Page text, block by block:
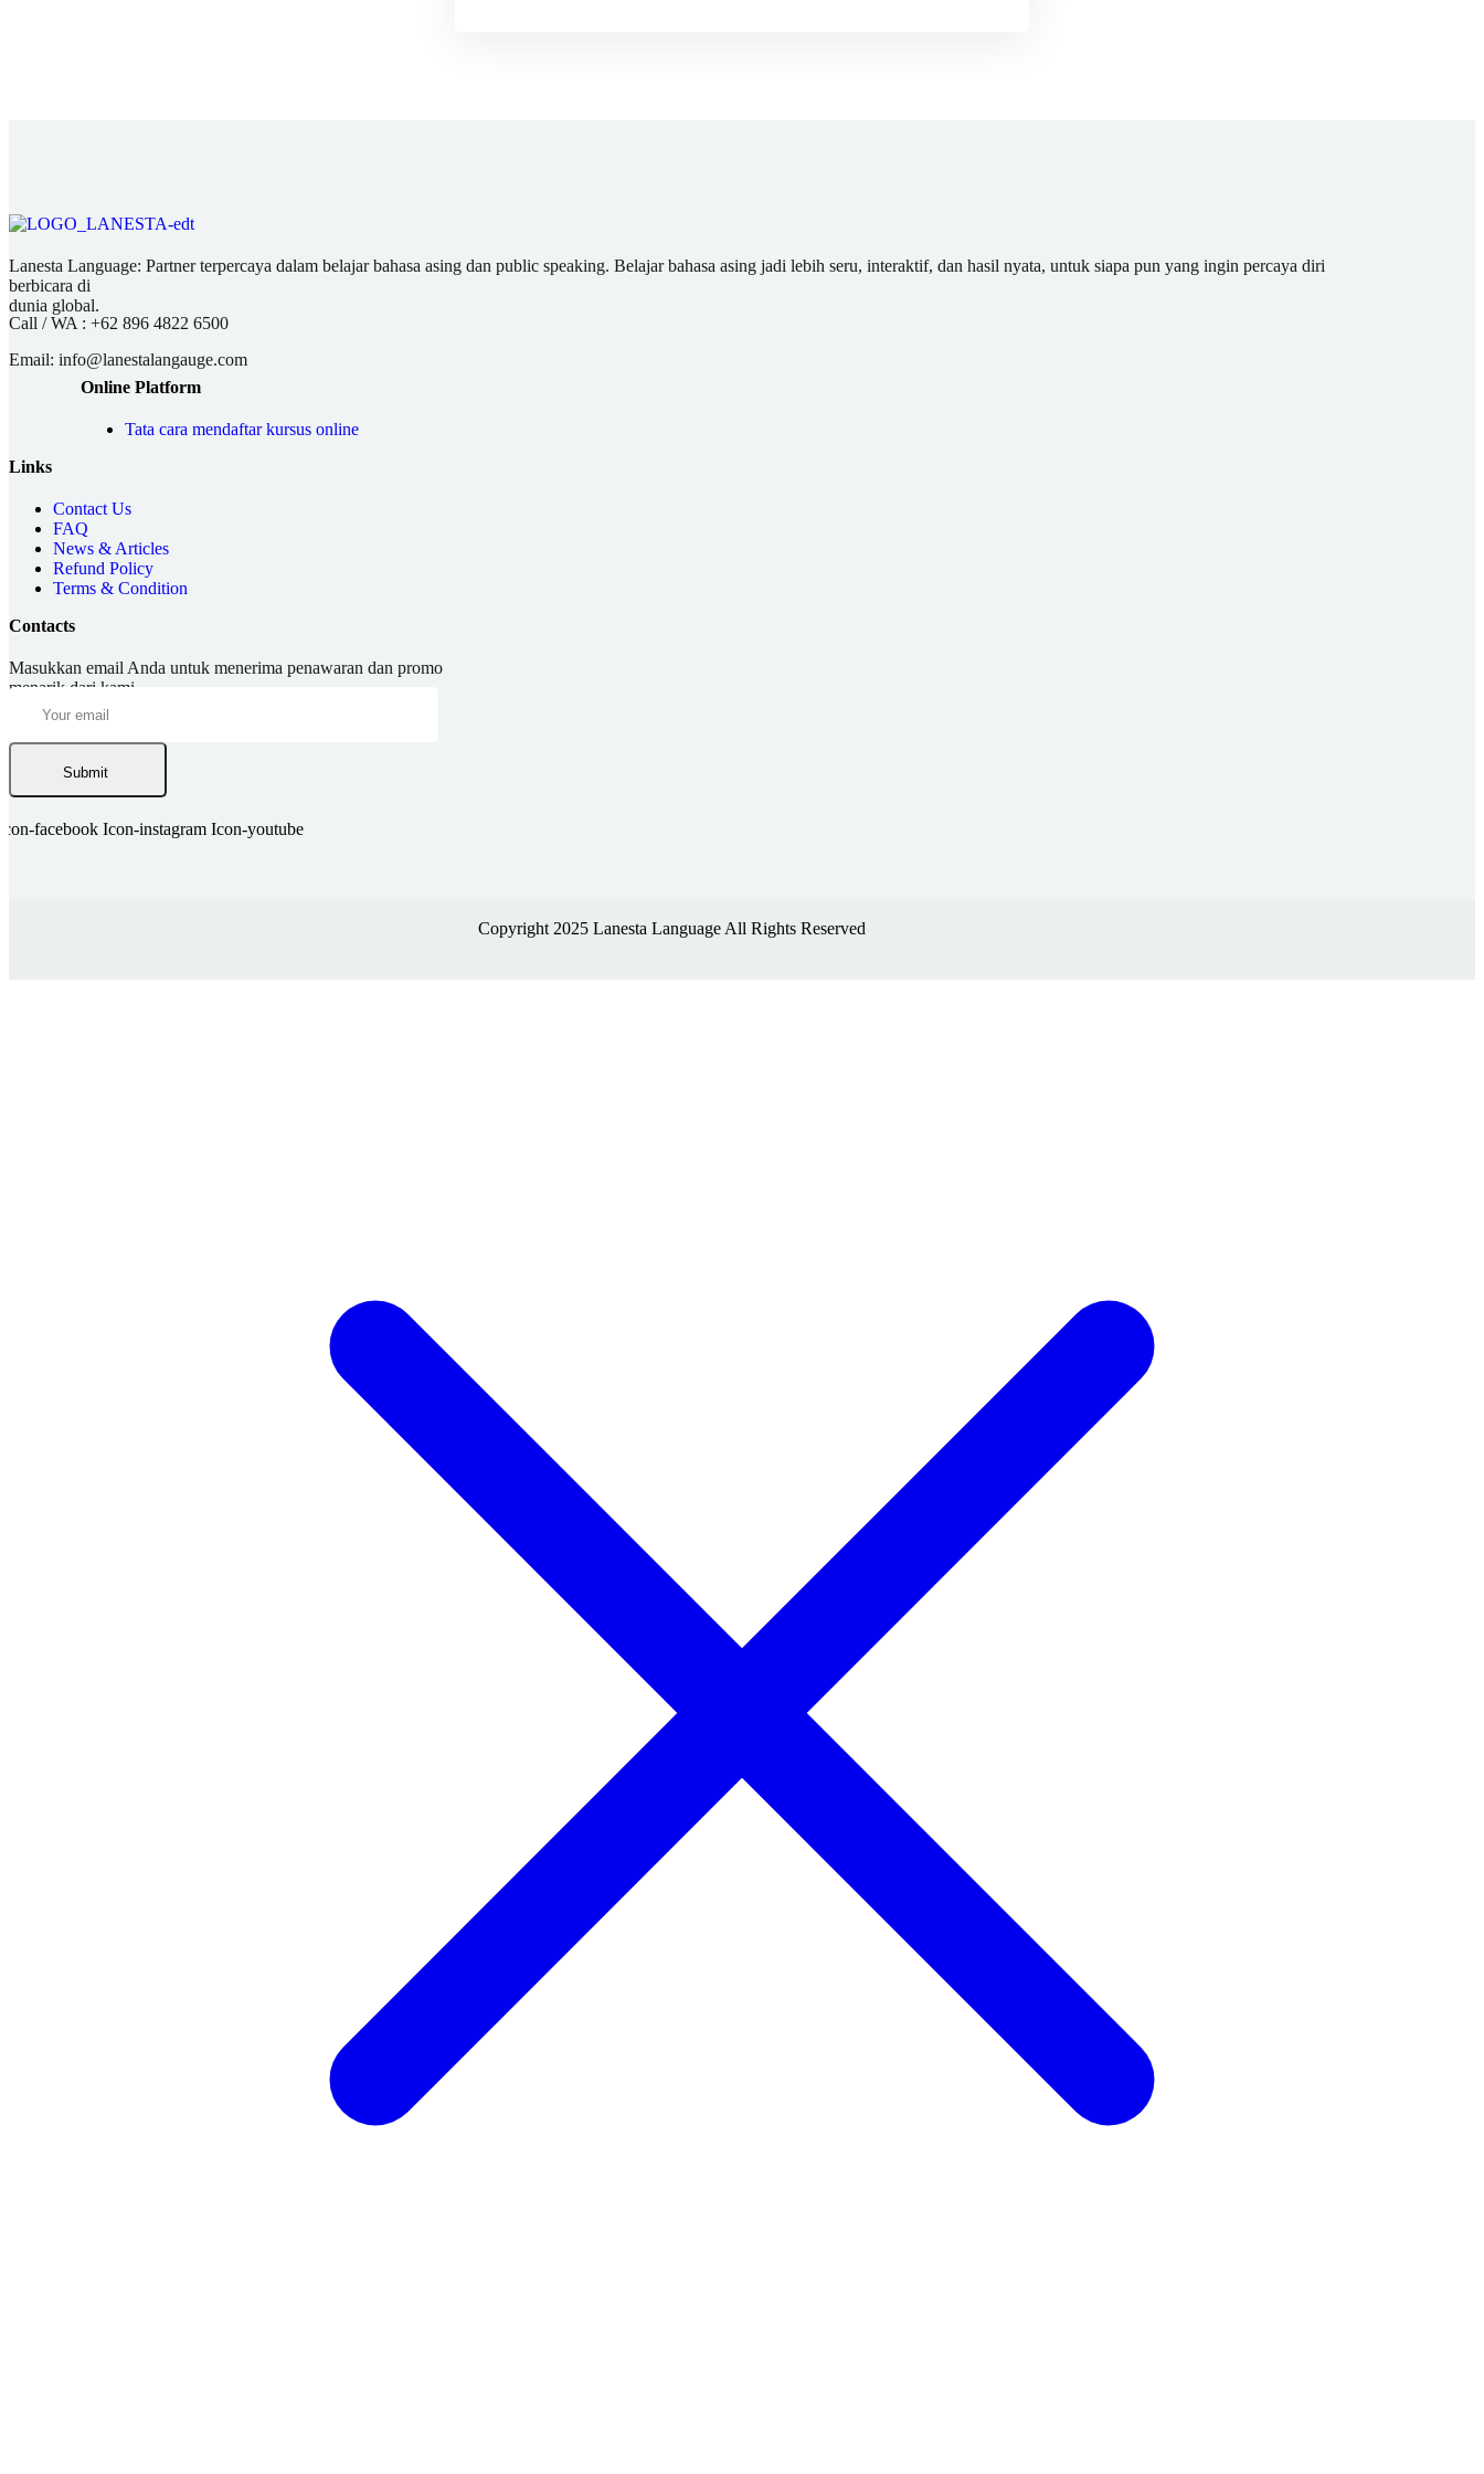
Lanesta Language: Partner terpercaya dalam belajar bahasa asing dan public speaking. Belajar bahasa asing jadi lebih seru, interaktif, dan hasil nyata, untuk siapa pun yang ingin percaya diri
berbicara di
dunia global.
Call / WA : +62 896 4822 6500
Email: info@lanestalangauge.com
Online Platform
Tata cara mendaftar kursus online
Links
Contact Us
FAQ
News & Articles
Refund Policy
Terms & Condition
Contacts
Masukkan email Anda untuk menerima penawaran dan promo
menarik dari kami.
Submit
facebook Icon-instagram Icon-youtube
Copyright 2025 Lanesta Language All Rights Reserved